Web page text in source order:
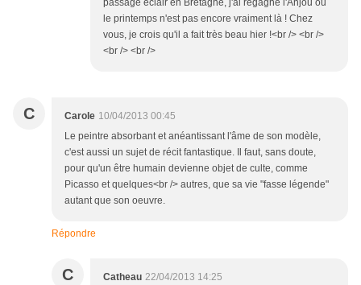
passage éclair en Bretagne, j'ai regagné l'Anjou où
le printemps n'est pas encore vraiment là ! Chez
vous, je crois qu'il a fait très beau hier !<br /> <br />
<br /> <br />
C Carole 10/04/2013 00:45
Le peintre absorbant et anéantissant l'âme de son modèle,
c'est aussi un sujet de récit fantastique. Il faut, sans doute,
pour qu'un être humain devienne objet de culte, comme
Picasso et quelques<br /> autres, que sa vie "fasse légende"
autant que son oeuvre.
Répondre
C Catheau 22/04/2013 14:25